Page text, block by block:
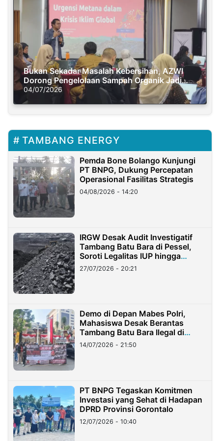
Bukan Sekadar Masalah Kebersihan, AZWI
Dorong Pengelolaan Sampah Organik Jadi
Solusi Krisis Iklim
04/07/2026
TAMBANG ENERGY
Pemda Bone Bolango Kunjungi
PT BNPG, Dukung Percepatan
Operasional Fasilitas Strategis
04/08/2026 - 14:20
IRGW Desak Audit Investigatif
Tambang Batu Bara di Pessel,
Soroti Legalitas IUP hingga
Stockpile
27/07/2026 - 20:21
Demo di Depan Mabes Polri,
Mahasiswa Desak Berantas
Tambang Batu Bara Ilegal di
Lampung
14/07/2026 - 21:50
PT BNPG Tegaskan Komitmen
Investasi yang Sehat di Hadapan
DPRD Provinsi Gorontalo
12/07/2026 - 10:40